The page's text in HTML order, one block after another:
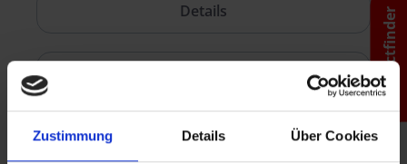
Zustimmung Details Über Cookies
Details
Advertising application
Productfinder